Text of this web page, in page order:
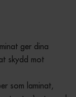
ger dina
skydd mot
som laminat,